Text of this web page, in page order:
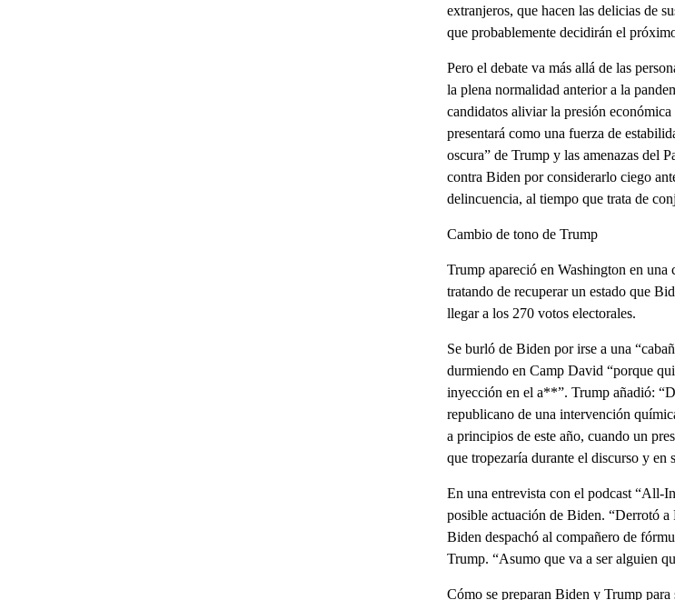
extranjeros, que hacen las delicias de
que probablemente decidirán el
Pero el debate va más allá de las
la plena normalidad anterior a la
candidatos aliviar la presión
presentará como una fuerza de
oscura” de Trump y las amenazas del
contra Biden por considerarlo ciego
delincuencia, al tiempo que trata de
Cambio de tono de Trump
Trump apareció en Washington en una
tratando de recuperar un estado que
llegar a los 270 votos electorales.
Se burló de Biden por irse a una
durmiendo en Camp David “porque
inyección en el a**”. Trump añadió:
republicano de una intervención
a principios de este año, cuando un
que tropezaría durante el discurso y en
En una entrevista con el podcast “All-
posible actuación de Biden. “Derrotó
Biden despachó al compañero de
Trump. “Asumo que va a ser alguien
Cómo se preparan Biden y Trump para